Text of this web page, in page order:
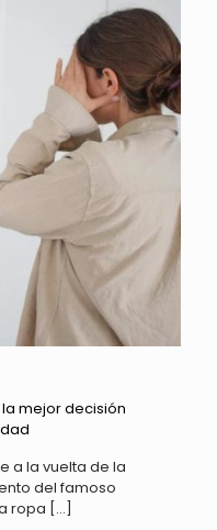
mejor decisión
a la vuelta de la
del famoso
ropa […]